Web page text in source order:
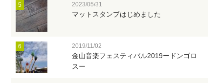
2023/05/31
マットスタンプはじめました
5
2019/11/02
金山音楽フェスティバル2019ードンゴロ
スー
6